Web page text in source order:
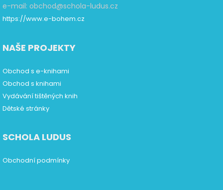
e-mail: obchod@schola-ludus.cz
https://www.e-bohem.cz
NAŠE PROJEKTY
Obchod s e-knihami
Obchod s knihami
Vydávání tištěných knih
Dětské stránky
SCHOLA LUDUS
Obchodní podmínky